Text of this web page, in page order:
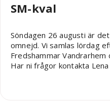
SM-kval
Söndagen 26 augusti är
omnejd. Vi samlas lördag
Fredshammar Vandrarhem
Har ni frågor kontakta